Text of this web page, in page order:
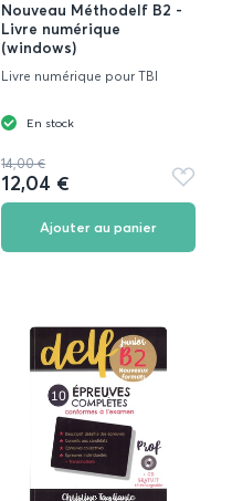
Nouveau Méthodelf B2 -
Livre numérique
(windows)
Livre numérique pour TBI
En stock
14,00 €
12,04 €
Ajouter
aux
Ajouter au panier